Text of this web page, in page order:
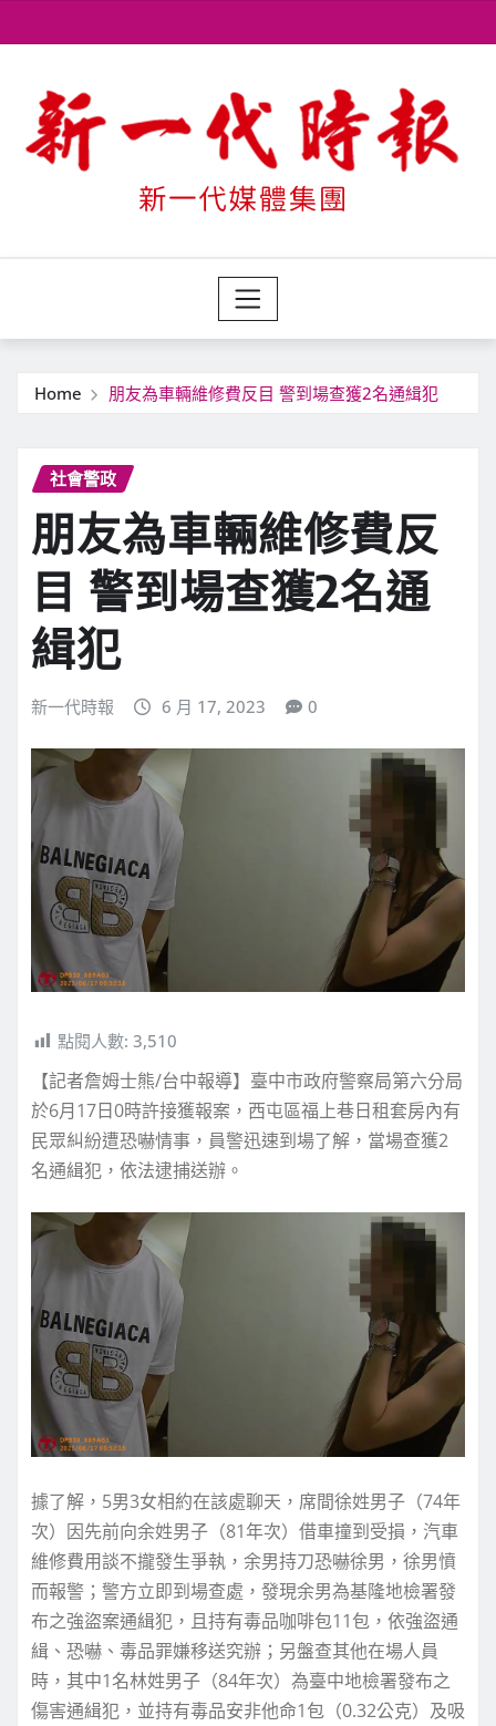
to
Home 朋友為車輛維修費反目 警到場查獲2名通緝犯
社會警政
朋友為車輛維修費反
目 警到場查獲2名通
緝犯
新一代時報 6 月 17, 2023 0
點閱人數: 3,510
【記者詹姆士熊/台中報導】臺中市政府警察局第六分局
於6月17日0時許接獲報案，西屯區福上巷日租套房內有
民眾糾紛遭恐嚇情事，員警迅速到場了解，當場查獲2
名通緝犯，依法逮捕送辦。
據了解，5男3女相約在該處聊天，席間徐姓男子（74年
次）因先前向余姓男子（81年次）借車撞到受損，汽車
維修費用談不攏發生爭執，余男持刀恐嚇徐男，徐男憤
而報警；警方立即到場查處，發現余男為基隆地檢署發
布之強盜案通緝犯，且持有毒品咖啡包11包，依強盜通
緝、恐嚇、毒品罪嫌移送究辦；另盤查其他在場人員
時，其中1名林姓男子（84年次）為臺中地檢署發布之
傷害通緝犯，並持有毒品安非他命1包（0.32公克）及吸